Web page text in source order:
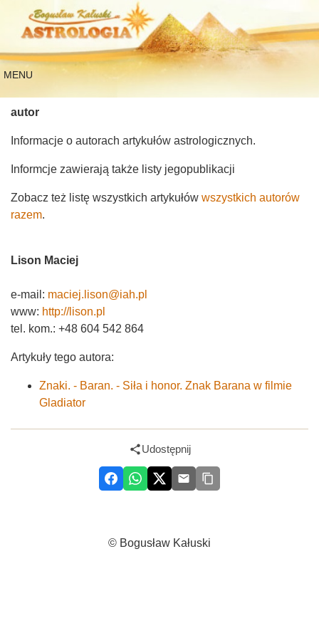
MENU
autor
Informacje o autorach artykułów astrologicznych.
Informcje zawierają także listy jegopublikacji
Zobacz też listę wszystkich artykułów wszystkich autorów
razem.
Lison Maciej
e-mail: maciej.lison@iah.pl
www: http://lison.pl
tel. kom.: +48 604 542 864
Artykuły tego autora:
Znaki. - Baran. - Siła i honor. Znak Barana w filmie
Gladiator
Udostępnij
© Bogusław Kałuski